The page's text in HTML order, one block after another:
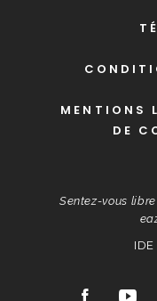
MENTIONS
DE
Sentez-vous